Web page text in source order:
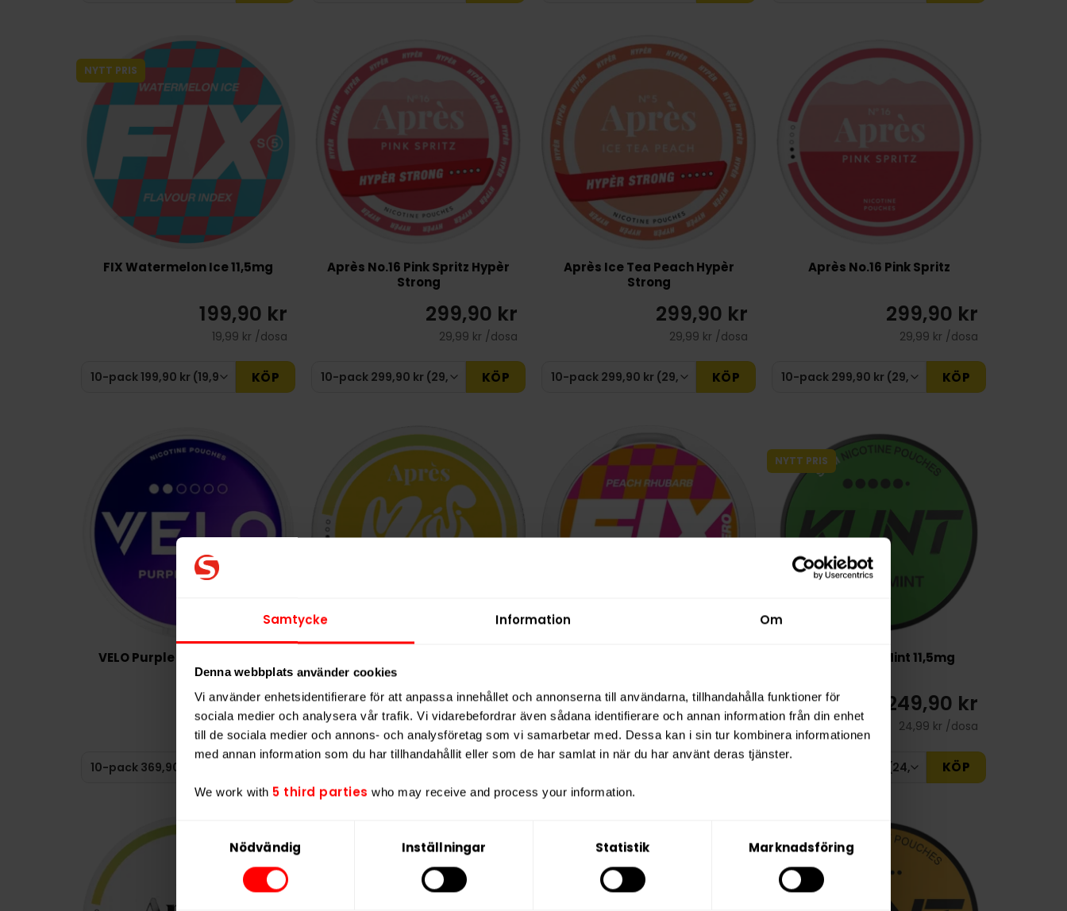
Samtycke Information Om
Denna webbplats använder cookies
Vi använder enhetsidentifierare för att anpassa innehållet och annonserna till användarna, tillhandahålla funktioner för
sociala medier och analysera vår trafik. Vi vidarebefordrar även sådana identifierare och annan information från din enhet
till de sociala medier och annons- och analysföretag som vi samarbetar med. Dessa kan i sin tur kombinera informationen
med annan information som du har tillhandahållit eller som de har samlat in när du har använt deras tjänster.
We work with 5 third parties who may receive and process your information.
Samtyckesval
Nödvändig Inställningar Statistik Marknadsföring
NYTT PRIS
FIX Watermelon Ice 11,5mg
199,90 kr
19,99 kr /dosa
KÖP
Après No.16 Pink Spritz Hypèr
Strong
299,90 kr
29,99 kr /dosa
KÖP
Après Ice Tea Peach Hypèr
Strong
299,90 kr
29,99 kr /dosa
KÖP
Après No.16 Pink Spritz
299,90 kr
29,99 kr /dosa
KÖP
VELO Purple Grape Mini 6mg
369,90 kr
36,99 kr /dosa
299,90 kr
29,99 kr /dosa
199,90 kr
19,99 kr /dosa
NYTT PRIS
KLINT Apple Mint 11,5mg
249,90 kr
24,99 kr /dosa
KÖP
NYTT PRIS